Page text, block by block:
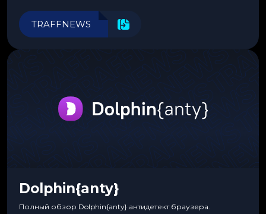
программирования.
TRAFFNEWS
Dolphin{anty}
Полный обзор Dolphin{anty} антидетект браузера.